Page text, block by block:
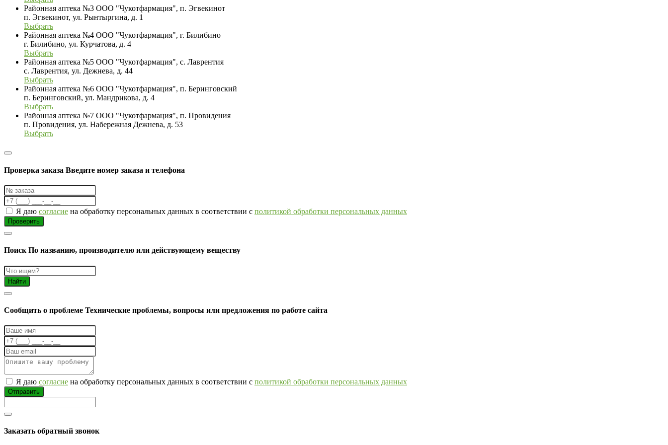
Районная аптека №3 ООО "Чукотфармация", п. Эгвекинот
п. Эгвекинот, ул. Рынтыргина, д. 1
Выбрать
Районная аптека №4 ООО "Чукотфармация", г. Билибино
г. Билибино, ул. Курчатова, д. 4
Выбрать
Районная аптека №5 ООО "Чукотфармация", с. Лаврентия
с. Лаврентия, ул. Дежнева, д. 44
Выбрать
Районная аптека №6 ООО "Чукотфармация", п. Беринговский
п. Беринговский, ул. Мандрикова, д. 4
Выбрать
Районная аптека №7 ООО "Чукотфармация", п. Провидения
п. Провидения, ул. Набережная Дежнева, д. 53
Выбрать
Проверка заказа Введите номер заказа и телефона
Я даю согласие на обработку персональных данных в соответствии с политикой обработки персональных данных
Проверить
Поиск По названию, производителю или действующему веществу
Найти
Cообщить о проблеме Технические проблемы, вопросы или предложения по работе сайта
Я даю согласие на обработку персональных данных в соответствии с политикой обработки персональных данных
Отправить
Заказать обратный звонок